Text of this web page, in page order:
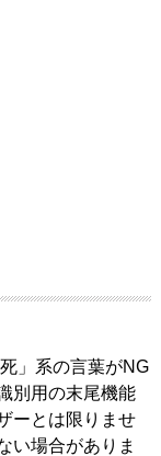
」系の言葉がNG
別用の末尾機能
ーとは限りませ
い場合がありま